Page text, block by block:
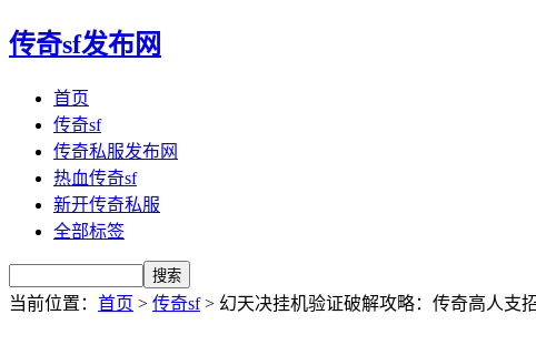
传奇sf发布网
首页
传奇sf
传奇私服发布网
热血传奇sf
新开传奇私服
全部标签
当前位置： 首页 > 传奇sf> 幻天决挂机验证破解攻略：传奇高人支